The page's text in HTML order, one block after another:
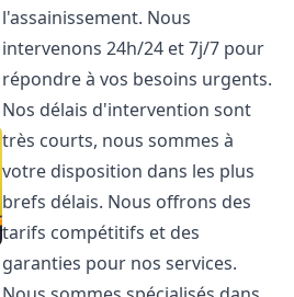
l'assainissement. Nous
intervenons 24h/24 et 7j/7 pour
répondre à vos besoins urgents.
Nos délais d'intervention sont
très courts, nous sommes à
votre disposition dans les plus
brefs délais. Nous offrons des
tarifs compétitifs et des
garanties pour nos services.